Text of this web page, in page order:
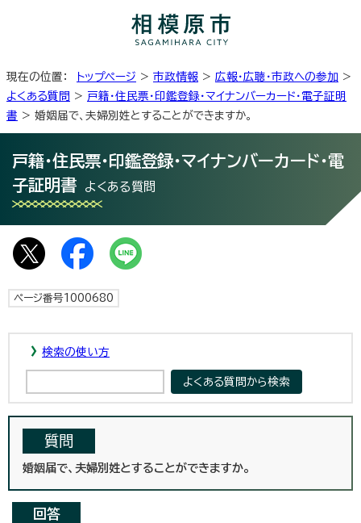
現在の位置： トップページ > 市政情報 > 広報・広聴・市政への参加 >
よくある質問 > 戸籍・住民票・印鑑登録・マイナンバーカード・電子証明
書 > 婚姻届で、夫婦別姓とすることができますか。
戸籍・住民票・印鑑登録・マイナンバーカード・電
子証明書 よくある質問
ページ番号1000680
検索の使い方
質問
婚姻届で、夫婦別姓とすることができますか。
回答